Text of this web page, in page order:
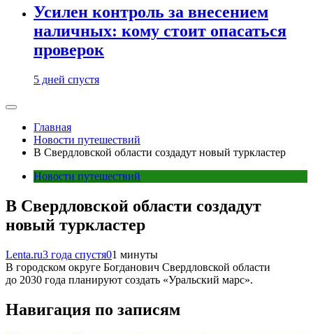
Усилен контроль за внесением
наличных: кому стоит опасаться
проверок
5 дней спустя
Главная
Новости путешествий
В Свердловской области создадут новый туркластер
Новости путешествий
В Свердловской области создадут
новый туркластер
Lenta.ru3 года спустя01 минуты
В городском округе Богданович Свердловской области
до 2030 года планируют создать «Уральский марс».
Навигация по записям